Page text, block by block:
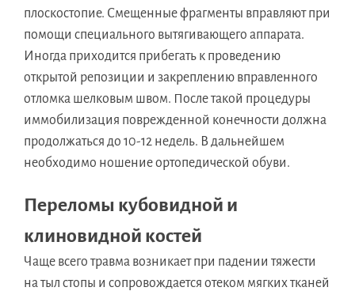
плоскостопие. Смещенные фрагменты вправляют при
помощи специального вытягивающего аппарата.
Иногда приходится прибегать к проведению
открытой репозиции и закреплению вправленного
отломка шелковым швом. После такой процедуры
иммобилизация поврежденной конечности должна
продолжаться до 10-12 недель. В дальнейшем
необходимо ношение ортопедической обуви.
Переломы кубовидной и
клиновидной костей
Чаще всего травма возникает при падении тяжести
на тыл стопы и сопровождается отеком мягких тканей